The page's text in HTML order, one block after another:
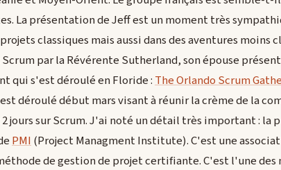
La présentation de Jeff est un moment très
classiques mais aussi dans des aventures moins
par la Révérente Sutherland, son épouse
qui s'est déroulé en Floride : The Orlando Scrum
déroulé début mars visant à réunir la crème de la
jours sur Scrum. J'ai noté un détail très important : la
PMI (Project Managment Institute). C'est une
de gestion de projet certifiante. C'est l'une des